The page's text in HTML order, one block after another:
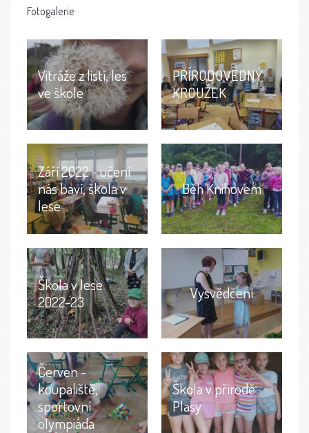
Fotogalerie
Vitráže z listí, les
ve škole
PŘÍRODOVĚDNÝ
KROUŽEK
Září 2022 - učení
nás baví, škola v
lese
Běh Knihovem
Škola v lese
2022-23
Vysvědčení
Červen -
koupaliště,
sportovní
olympiáda
Škola v přírodě
Plasy